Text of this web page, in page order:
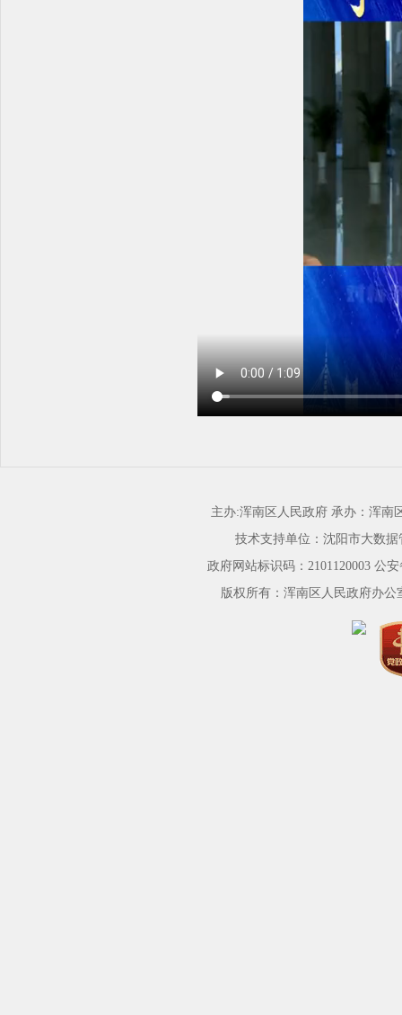
主办:浑南区人民政府 承办：浑
技术支持单位：沈阳市大数
政府网站标识码：2101120003 公安
版权所有：浑南区人民政府办